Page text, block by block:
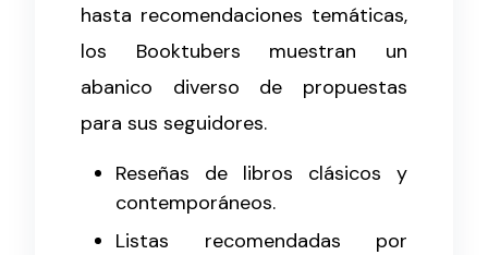
hasta recomendaciones temáticas,
los Booktubers muestran un
abanico diverso de propuestas
para sus seguidores.
Reseñas de libros clásicos y
contemporáneos.
Listas recomendadas por